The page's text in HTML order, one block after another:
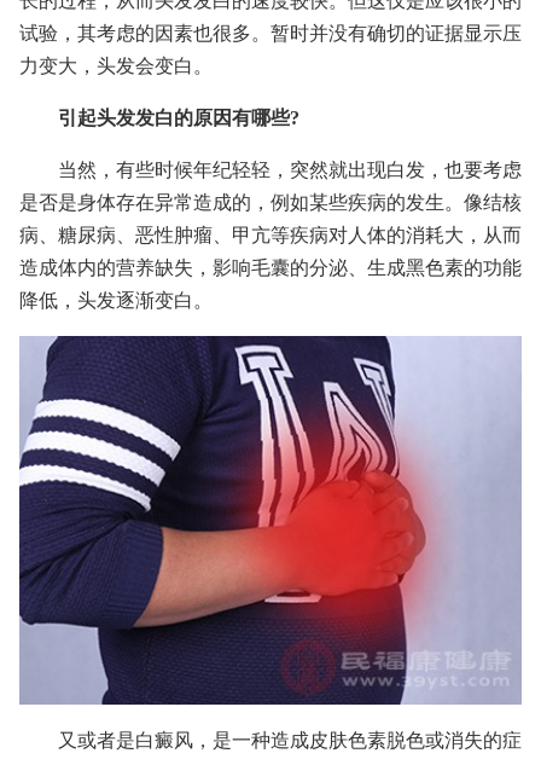
试验，其考虑的因素也很多。暂时并没有确切的证据显示压
力变大，头发会变白。
引起头发发白的原因有哪些?
当然，有些时候年纪轻轻，突然就出现白发，也要考虑
是否是身体存在异常造成的，例如某些疾病的发生。像结核
病、糖尿病、恶性肿瘤、甲亢等疾病对人体的消耗大，从而
造成体内的营养缺失，影响毛囊的分泌、生成黑色素的功能
降低，头发逐渐变白。
又或者是白癜风，是一种造成皮肤色素脱色或消失的症